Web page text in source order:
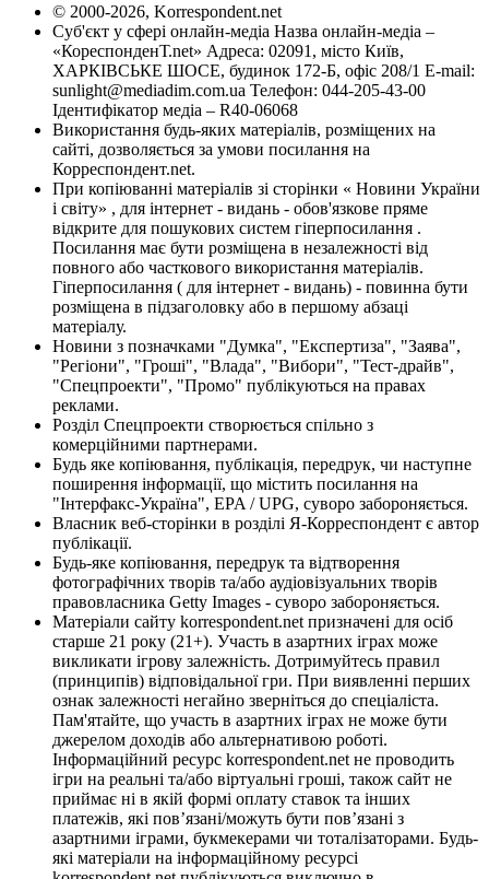
© 2000-2026, Korrespondent.net
Суб'єкт у сфері онлайн-медіа Назва онлайн-медіа –
«КореспонденТ.net» Адреса: 02091, місто Київ,
ХАРКІВСЬКЕ ШОСЕ, будинок 172-Б, офіс 208/1 E-mail:
sunlight@mediadim.com.ua Телефон: 044-205-43-00
Ідентифікатор медіа – R40-06068
Використання будь-яких матеріалів, розміщених на
сайті, дозволяється за умови посилання на
Корреспондент.net.
При копіюванні матеріалів зі сторінки « Новини України
і світу» , для інтернет - видань - обов'язкове пряме
відкрите для пошукових систем гіперпосилання .
Посилання має бути розміщена в незалежності від
повного або часткового використання матеріалів.
Гіперпосилання ( для інтернет - видань) - повинна бути
розміщена в підзаголовку або в першому абзаці
матеріалу.
Новини з позначками "Думка", "Експертиза", "Заява",
"Регіони", "Гроші", "Влада", "Вибори", "Тест-драйв",
"Спецпроекти", "Промо" публікуються на правах
реклами.
Розділ Спецпроекти створюється спільно з
комерційними партнерами.
Будь яке копіювання, публікація, передрук, чи наступне
поширення інформації, що містить посилання на
"Інтерфакс-Україна", EPA / UPG, суворо забороняється.
Власник веб-сторінки в розділі Я-Корреспондент є автор
публікації.
Будь-яке копіювання, передрук та відтворення
фотографічних творів та/або аудіовізуальних творів
правовласника Getty Images - суворо забороняється.
Матеріали сайту korrespondent.net призначені для осіб
старше 21 року (21+). Участь в азартних іграх може
викликати ігрову залежність. Дотримуйтесь правил
(принципів) відповідальної гри. При виявленні перших
ознак залежності негайно зверніться до спеціаліста.
Пам'ятайте, що участь в азартних іграх не може бути
джерелом доходів або альтернативою роботі.
Інформаційний ресурс korrespondent.net не проводить
ігри на реальні та/або віртуальні гроші, також сайт не
приймає ні в якій формі оплату ставок та інших
платежів, які пов’язані/можуть бути пов’язані з
азартними іграми, букмекерами чи тоталізаторами. Будь-
які матеріали на інформаційному ресурсі